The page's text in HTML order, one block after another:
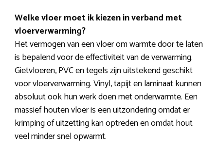
Welke vloer moet ik kiezen in verband met
vloerverwarming?
Het vermogen van een vloer om warmte door te laten
is bepalend voor de effectiviteit van de verwarming.
Gietvloeren, PVC en tegels zijn uitstekend geschikt
voor vloerverwarming. Vinyl, tapijt en laminaat kunnen
absoluut ook hun werk doen met onderwarmte. Een
massief houten vloer is een uitzondering omdat er
krimping of uitzetting kan optreden en omdat hout
veel minder snel opwarmt.